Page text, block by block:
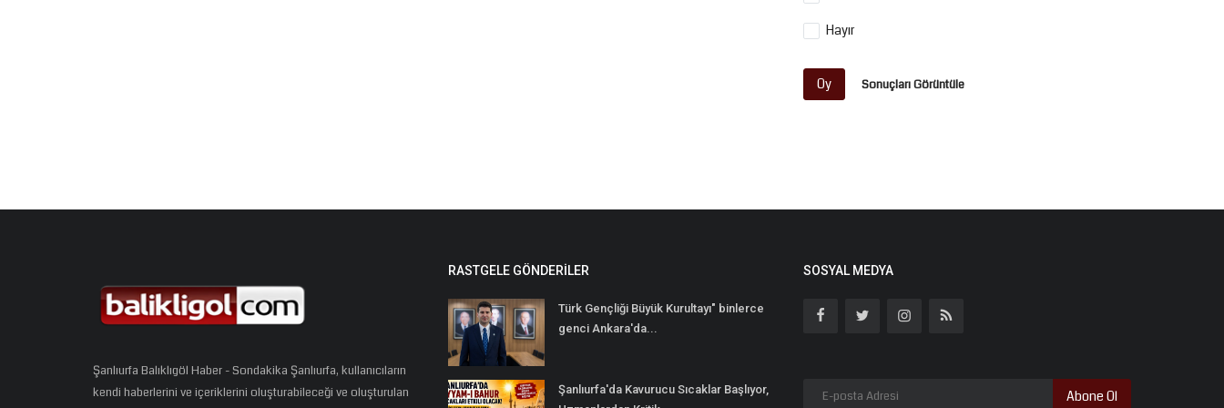
Hayır
Oy Sonuçları Görüntüle
Şanlıurfa Balıklıgöl Haber - Sondakika Şanlıurfa, kullanıcıların
kendi haberlerini ve içeriklerini oluşturabileceği ve oluşturulan
RASTGELE GÖNDERILER
Türk Gençliği Büyük Kurultayı" binlerce
genci Ankara'da...
Şanlıurfa'da Kavurucu Sıcaklar Başlıyor,
SOSYAL MEDYA
Abone Ol